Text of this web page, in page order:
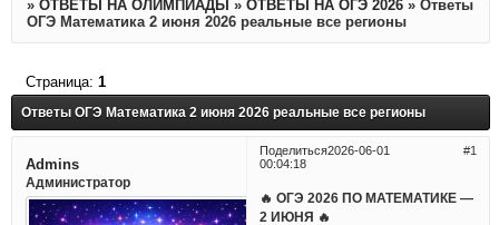
» ОТВЕТЫ НА ОЛИМПИАДЫ » ОТВЕТЫ НА ОГЭ 2026 » Ответы
ОГЭ Математика 2 июня 2026 реальные все регионы
Ответы ОГЭ Математика 2 июня 2026 реальные все регионы
Страница: 1
Поделиться 1
2026-06-01
00:04:18
Admins
Администратор
🔥 ОГЭ 2026 ПО МАТЕМАТИКЕ —
2 ИЮНЯ 🔥